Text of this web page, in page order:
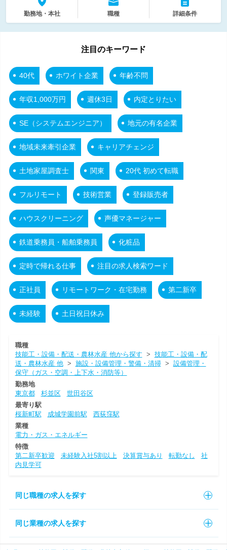
勤務地・本社 職種 詳細条件
注目のキーワード
40代 ホワイト企業 年齢不問
年収1,000万円 週休3日 内定とりたい
SE（システムエンジニア） 地元の有名企業
地域未来牽引企業 キャリアチェンジ
土地家屋調査士 関東 20代 初めて転職
フルリモート 技術営業 登録販売者
ハウスクリーニング 声優マネージャー
鉄道乗務員・船舶乗務員 化粧品
定時で帰れる仕事 注目の求人検索ワード
正社員 リモートワーク・在宅勤務 第二新卒
未経験 土日祝日休み
職種
技能工・設備・配送・農林水産 他から探す > 技能工・設備・配
送・農林水産 他> 施設・設備管理・警備・清掃> 設備管理・
保守（ガス・空調・上下水・消防等）
勤務地
東京都
杉並区
世田谷区
最寄り駅
桜新町駅
成城学園前駅
西荻窪駅
業種
電力・ガス・エネルギー
特徴
第二新卒歓迎
未経験入社5割以上 決算賞与あり 転勤なし
社
内見学可
同じ職種の求人を探す
同じ業種の求人を探す